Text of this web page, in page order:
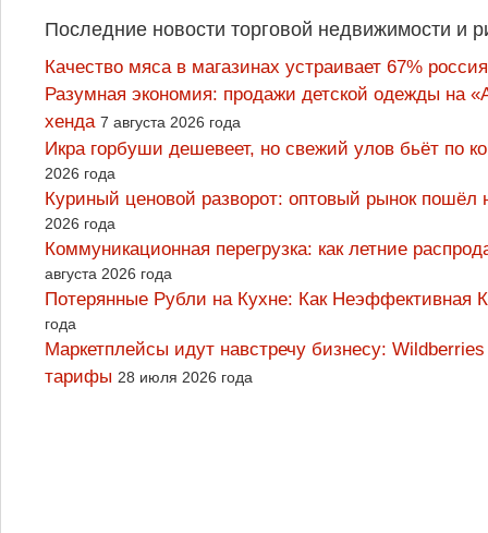
Последние новости торговой недвижимости и
Качество мяса в магазинах устраивает 67%
Разумная экономия: продажи детской одежды на
хенда 7 августа 2026 года
Икра горбуши дешевеет, но свежий улов бьёт по
2026 года
Куриный ценовой разворот: оптовый рынок
2026 года
Коммуникационная перегрузка: как летние
августа 2026 года
Потерянные Рубли на Кухне: Как
года
Маркетплейсы идут навстречу бизнесу:
тарифы 28 июля 2026 года